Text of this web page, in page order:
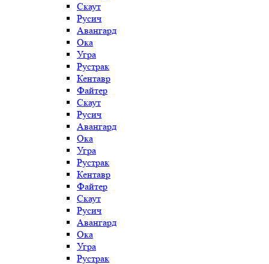
Скаут
Русич
Авангард
Ока
Угра
Рустрак
Кентавр
Файтер
Скаут
Русич
Авангард
Ока
Угра
Рустрак
Кентавр
Файтер
Скаут
Русич
Авангард
Ока
Угра
Рустрак